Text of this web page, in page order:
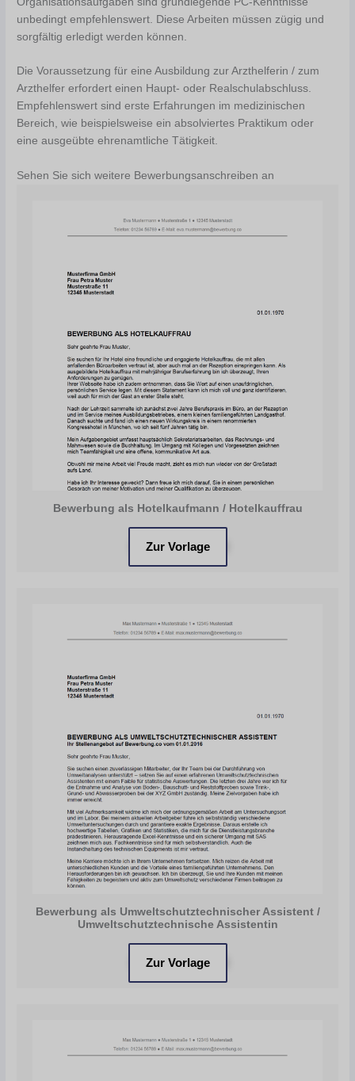
unbedingt empfehlenswert. Diese Arbeiten müssen zügig und
sorgfältig erledigt werden können.
Die Voraussetzung für eine Ausbildung zur Arzthelferin / zum
Arzthelfer erfordert einen Haupt- oder Realschulabschluss.
Empfehlenswert sind erste Erfahrungen im medizinischen
Bereich, wie beispielsweise ein absolviertes Praktikum oder
eine ausgeübte ehrenamtliche Tätigkeit.
Sehen Sie sich weitere Bewerbungsanschreiben an
Bewerbung als Hotelkaufmann / Hotelkauffrau
Zur Vorlage
Bewerbung als Umweltschutztechnischer Assistent /
Umweltschutztechnische Assistentin
Zur Vorlage